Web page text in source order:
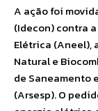
A ação foi
(Idecon) contra
Elétrica (Aneel),
Natural e
de Saneamento
(Arsesp). O